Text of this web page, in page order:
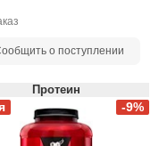
о поступлении
Протеин